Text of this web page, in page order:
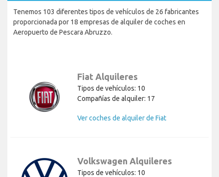
Tenemos 103 diferentes tipos de vehículos de 26 fabricantes
proporcionada por 18 empresas de alquiler de coches en
Aeropuerto de Pescara Abruzzo.
Fiat Alquileres
Tipos de vehículos: 10
Compañías de alquiler: 17
Ver coches de alquiler de Fiat
Volkswagen Alquileres
Tipos de vehículos: 10